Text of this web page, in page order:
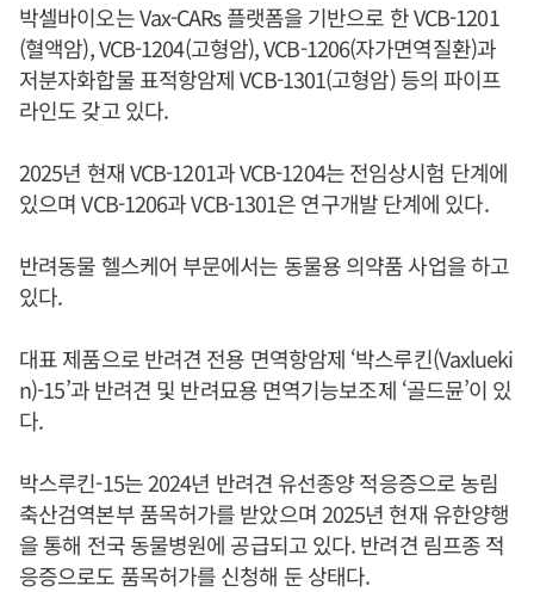
박셀바이오는 Vax-CARs 플랫폼을 기반으로 한 VCB-1201
(혈액암), VCB-1204(고형암), VCB-1206(자가면역질환)과
저분자화합물 표적항암제 VCB-1301(고형암) 등의 파이프
라인도 갖고 있다.
2025년 현재 VCB-1201과 VCB-1204는 전임상시험 단계에
있으며 VCB-1206과 VCB-1301은 연구개발 단계에 있다.
반려동물 헬스케어 부문에서는 동물용 의약품 사업을 하고
있다.
대표 제품으로 반려견 전용 면역항암제 ‘박스루킨(Vaxlueki
n)-15’과 반려견 및 반려묘용 면역기능보조제 ‘골드뮨’이 있
다.
박스루킨-15는 2024년 반려견 유선종양 적응증으로 농림
축산검역본부 품목허가를 받았으며 2025년 현재 유한양행
을 통해 전국 동물병원에 공급되고 있다. 반려견 림프종 적
응증으로도 품목허가를 신청해 둔 상태다.